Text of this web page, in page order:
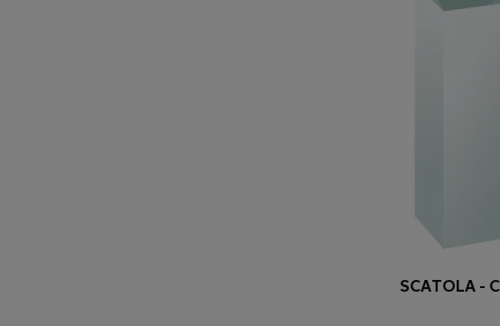
SCATOLA -